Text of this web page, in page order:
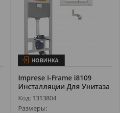
НОВИНКА
Imprese I-Frame i8109
Инсталляции Для Унитаза
3В1 (И...
Код: 1313804
Размеры: